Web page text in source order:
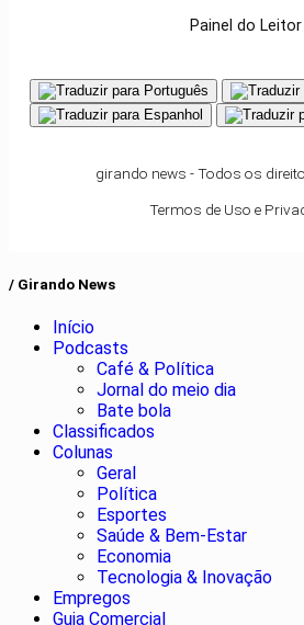
Painel do Leitor
girando news - Todos os
Termos de Uso e
/ Girando News
Início
Podcasts
Café & Política
Jornal do meio dia
Bate bola
Classificados
Colunas
Geral
Política
Esportes
Saúde & Bem-Estar
Economia
Tecnologia & Inovação
Empregos
Guia Comercial